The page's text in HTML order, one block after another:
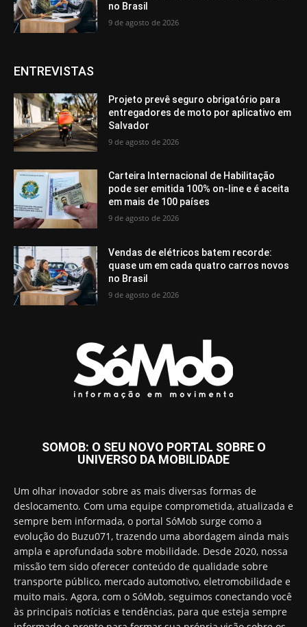
no Brasil
9 de agosto de 2026
ENTREVISTAS
Projeto prevê seguro obrigatório para
entregadores de moto por aplicativo em
Salvador
9 de agosto de 2026
Carteira Internacional de Habilitação
pode ser emitida 100% on-line e é aceita
em mais de 100 países
9 de agosto de 2026
Vendas de elétricos batem recorde:
quase um em cada quatro carros novos
no Brasil
9 de agosto de 2026
SOMOB: O SEU NOVO PORTAL SOBRE O
UNIVERSO DA MOBILIDADE
Um olhar inovador sobre as mais diversas formas de
deslocamento. Com uma equipe comprometida, atualizada e
sempre bem informada, o portal SóMob surge como a
evolução do Buzu071, trazendo uma abordagem ainda mais
ampla e aprofundada sobre mobilidade. Desde 2020, nossa
missão tem sido oferecer conteúdo de qualidade sobre
transporte público, mercado automotivo, eletromobilidade e
muito mais. Agora, com o SóMob, seguimos conectando você
às principais notícias e tendências, para que esteja sempre